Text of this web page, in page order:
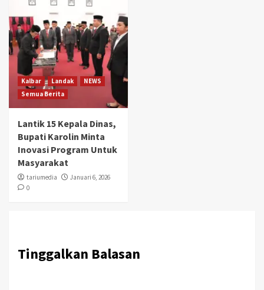
Kalbar Landak
NEWS
Semua Berita
Lantik 15 Kepala Dinas,
Bupati Karolin Minta
Inovasi Program Untuk
Masyarakat
tariumedia
Januari 6, 2026
0
Tinggalkan Balasan